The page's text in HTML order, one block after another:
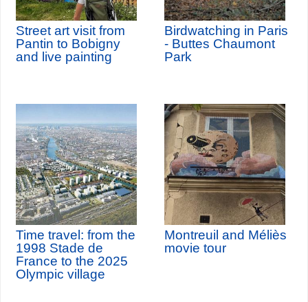
Street art visit from
Pantin to Bobigny
and live painting
Birdwatching in Paris
- Buttes Chaumont
Park
Time travel: from the
1998 Stade de
France to the 2025
Olympic village
Montreuil and Méliès
movie tour